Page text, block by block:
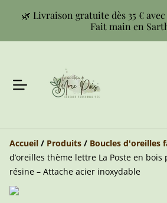
🌿 Livraison gratuite dès 35 € avec
Fait main en
Accueil / Produits / Boucles d'oreilles
d’oreilles thème lettre La Poste en
résine – Attache acier inoxydable